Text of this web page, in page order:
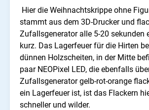
Hier die Weihnachtskrippe ohne
stammt aus dem 3D-Drucker und
Zufallsgenerator alle 5-20 sekunden
kurz. Das Lagerfeuer für die Hirten
dünnen Holzscheiten, in der Mitte
paar NEOPixel LED, die ebenfalls
Zufallsgenerator gelb-rot-orange
ein Lagerfeuer ist, ist das Flackern
schneller und wilder.